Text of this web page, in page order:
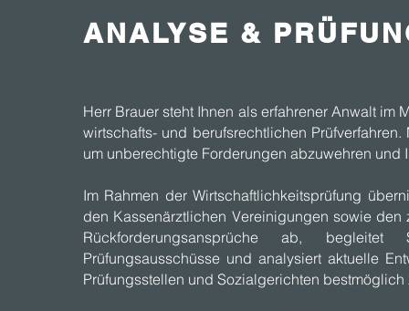
ANALYSE &
Herr Brauer steht Ihnen als erfahrener Anwalt im
wirtschafts- und berufsrechtlichen
um unberechtigte Forderungen abzuwehren und
Im Rahmen der Wirtschaftlichkeitsprüfung
den Kassenärztlichen Vereinigungen sowie
Rückforderungsansprüche ab,
Prüfungsausschüsse und analysiert aktuelle
Prüfungsstellen und Sozialgerichten bestmöglich